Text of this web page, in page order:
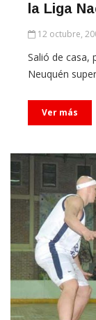
la Liga
12 octubre,
Salió de casa,
Neuquén
Ver más